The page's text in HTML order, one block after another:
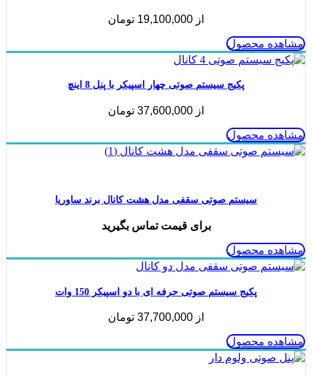
از 19,100,000 تومان
مشاهده محصول
پکیج سیستم صوتی چهار اسپیکر با پنل 8 اینچ
از 37,600,000 تومان
مشاهده محصول
سیستم صوتی سقفی مدل هشت کانال برند ساوریا
برای قیمت تماس بگیرید
مشاهده محصول
پکیج سیستم صوتی حرفه ای با دو اسپیکر 150 وات
از 37,700,000 تومان
مشاهده محصول